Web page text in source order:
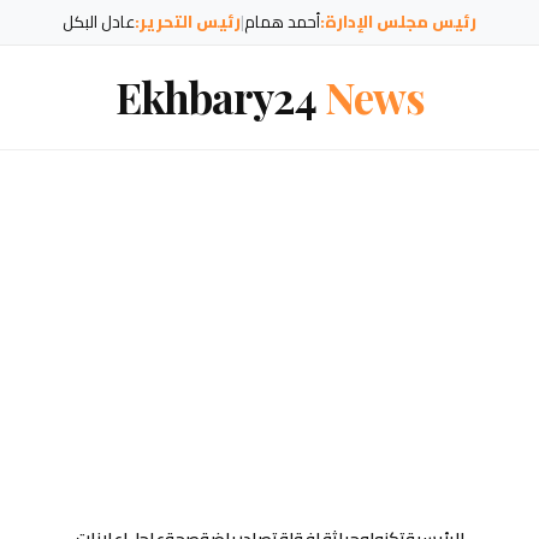
رئيس مجلس الإدارة:أحمد همام|رئيس التحرير:عادل البكل
Ekhbary24News